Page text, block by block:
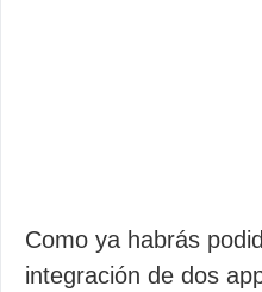
Como ya habrás
integración de dos